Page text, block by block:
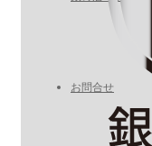
お問合せ